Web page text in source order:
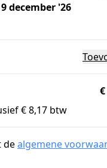
december '26
€ 8,17 btw
dealgemene